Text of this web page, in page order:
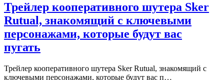
Трейлер кооперативного шутера Sker
Rutual, знакомящий с ключевыми
персонажами, которые будут вас
пугать
Трейлер кооперативного шутера Sker Rutual, знакомящий с
ключевыми персонажами, которые будут вас п…